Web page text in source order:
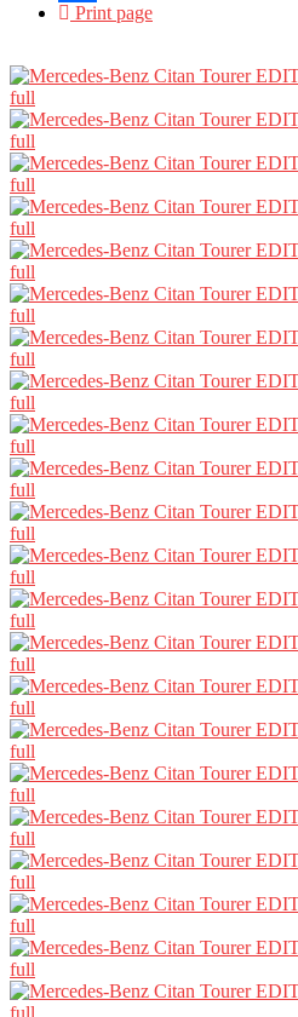
Partajează
Print page